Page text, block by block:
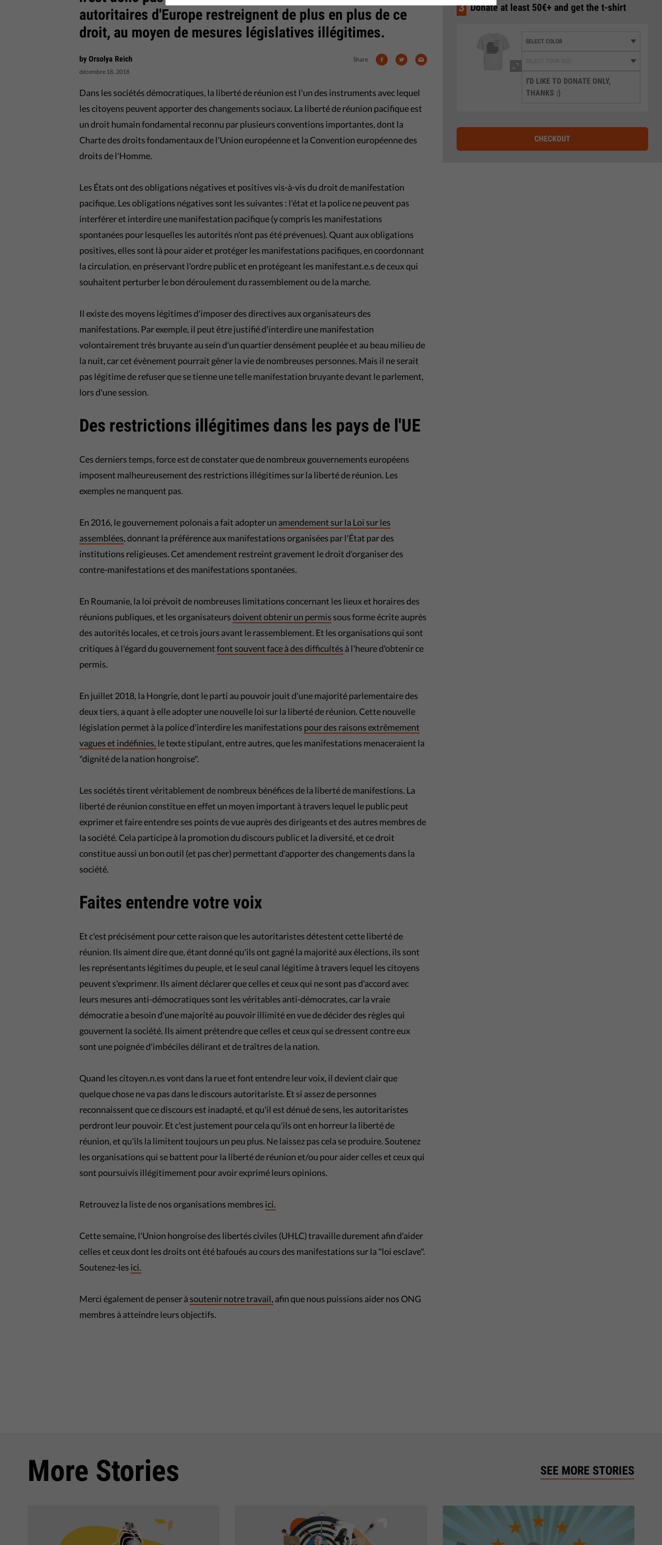
autoritaires d'Europe restreignent de plus en plus de ce
droit, au moyen de mesures législatives illégitimes.
by Orsolya Reich
décembre 18, 2018
Share
Dans les sociétés démocratiques, la liberté de réunion est l'un des instruments avec lequel
les citoyens peuvent apporter des changements sociaux. La liberté de réunion pacifique est
un droit humain fondamental reconnu par plusieurs conventions importantes, dont la
Charte des droits fondamentaux de l'Union européenne et la Convention européenne des
droits de l'Homme.
Les États ont des obligations négatives et positives vis-à-vis du droit de manifestation
pacifique. Les obligations négatives sont les suivantes : l'état et la police ne peuvent pas
interférer et interdire une manifestation pacifique (y compris les manifestations
spontanées pour lesquelles les autorités n'ont pas été prévenues). Quant aux obligations
positives, elles sont là pour aider et protéger les manifestations pacifiques, en coordonnant
la circulation, en préservant l'ordre public et en protégeant les manifestant.e.s de ceux qui
souhaitent perturber le bon déroulement du rassemblement ou de la marche.
Il existe des moyens légitimes d'imposer des directives aux organisateurs des
manifestations. Par exemple, il peut être justifié d'interdire une manifestation
volontairement très bruyante au sein d'un quartier densément peuplée et au beau milieu de
la nuit, car cet évènement pourrait gêner la vie de nombreuses personnes. Mais il ne serait
pas légitime de refuser que se tienne une telle manifestation bruyante devant le parlement,
lors d'une session.
Des restrictions illégitimes dans les pays de l'UE
Ces derniers temps, force est de constater que de nombreux gouvernements européens
imposent malheureusement des restrictions illégitimes sur la liberté de réunion. Les
exemples ne manquent pas.
En 2016, le gouvernement polonais a fait adopter un amendement sur la Loi sur les
assemblées, donnant la préférence aux manifestations organisées par l'État par des
institutions religieuses. Cet amendement restreint gravement le droit d'organiser des
contre-manifestations et des manifestations spontanées.
En Roumanie, la loi prévoit de nombreuses limitations concernant les lieux et horaires des
réunions publiques, et les organisateursdoivent obtenir un permis sous forme écrite auprès
des autorités locales, et ce trois jours avant le rassemblement. Et les organisations qui sont
critiques à l'égard du gouvernementfont souvent face à des difficultés à l'heure d'obtenir ce
permis.
En juillet 2018, la Hongrie, dont le parti au pouvoir jouit d'une majorité parlementaire des
deux tiers, a quant à elle adopter une nouvelle loi sur la liberté de réunion. Cette nouvelle
législation permet à la police d'interdire les manifestations pour des raisons extrêmement
vagues et indéfinies, le texte stipulant, entre autres, que les manifestations menaceraient la
"dignité de la nation hongroise".
Les sociétés tirent véritablement de nombreux bénéfices de la liberté de manifestions. La
liberté de réunion constitue en effet un moyen important à travers lequel le public peut
exprimer et faire entendre ses points de vue auprès des dirigeants et des autres membres de
la société. Cela participe à la promotion du discours public et la diversité, et ce droit
constitue aussi un bon outil (et pas cher) permettant d'apporter des changements dans la
société.
Faites entendre votre voix
Et c'est précisément pour cette raison que les autoritaristes détestent cette liberté de
réunion. Ils aiment dire que, étant donné qu'ils ont gagné la majorité aux élections, ils sont
les représentants légitimes du peuple, et le seul canal légitime à travers lequel les citoyens
peuvent s'exprimenr. Ils aiment déclarer que celles et ceux qui ne sont pas d'accord avec
leurs mesures anti-démocratiques sont les véritables anti-démocrates, car la vraie
démocratie a besoin d'une majorité au pouvoir illimité en vue de décider des règles qui
gouvernent la société. Ils aiment prétendre que celles et ceux qui se dressent contre eux
sont une poignée d'imbéciles délirant et de traîtres de la nation.
Quand les citoyen.n.es vont dans la rue et font entendre leur voix, il devient clair que
quelque chose ne va pas dans le discours autoritariste. Et si assez de personnes
reconnaissent que ce discours est inadapté, et qu'il est dénué de sens, les autoritaristes
perdront leur pouvoir. Et c'est justement pour cela qu'ils ont en horreur la liberté de
réunion, et qu'ils la limitent toujours un peu plus. Ne laissez pas cela se produire. Soutenez
les organisations qui se battent pour la liberté de réunion et/ou pour aider celles et ceux qui
sont poursuivis illégitimement pour avoir exprimé leurs opinions.
Retrouvez la liste de nos organisations membres ici.
Cette semaine, l'Union hongroise des libertés civiles (UHLC) travaille durement afin d'aider
celles et ceux dont les droits ont été bafoués au cours des manifestations sur la "loi esclave".
Soutenez-les ici.
Merci également de penser à soutenir notre travail, afin que nous puissions aider nos ONG
membres à atteindre leurs objectifs.
3 Donate at least 50€+ and get the t-shirt
I'D LIKE TO DONATE ONLY,
THANKS :)
CHECKOUT
More Stories SEE MORE STORIES